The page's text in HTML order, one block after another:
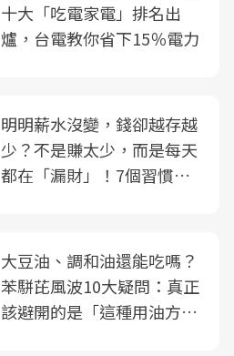
十大「吃電家電」排名出
爐，台電教你省下15％電力
明明薪水沒變，錢卻越存越
少？不是賺太少，而是每天
都在「漏財」！7個習慣一
大豆油、調和油還能吃嗎？
苯駢芘風波10大疑問：真正
該避開的是「這種用油方